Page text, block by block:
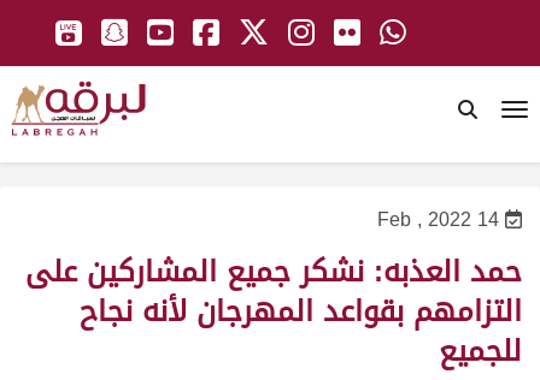
14 Feb , 2022
حمد العذبه: نشكر جميع المشاركين على
التزامهم بقواعد المهرجان لأنه نجاح
للجميع